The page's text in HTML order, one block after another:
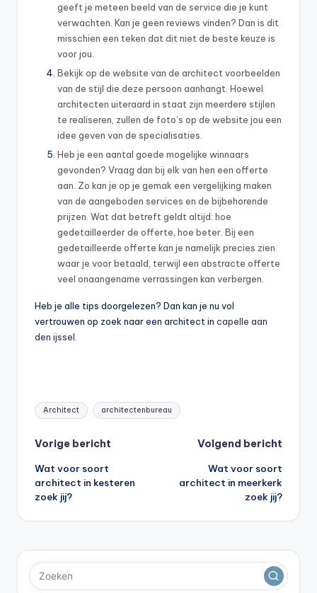
geeft je meteen beeld van de service die je kunt
verwachten. Kan je geen reviews vinden? Dan is dit
misschien een teken dat dit niet de beste keuze is
voor jou.
Bekijk op de website van de architect voorbeelden
van de stijl die deze persoon aanhangt. Hoewel
architecten uiteraard in staat zijn meerdere stijlen
te realiseren, zullen de foto’s op de website jou een
idee geven van de specialisaties.
Heb je een aantal goede mogelijke winnaars
gevonden? Vraag dan bij elk van hen een offerte
aan. Zo kan je op je gemak een vergelijking maken
van de aangeboden services en de bijbehorende
prijzen. Wat dat betreft geldt altijd: hoe
gedetailleerder de offerte, hoe beter. Bij een
gedetailleerde offerte kan je namelijk precies zien
waar je voor betaald, terwijl een abstracte offerte
veel onaangename verrassingen kan verbergen.
Heb je alle tips doorgelezen? Dan kan je nu vol
vertrouwen op zoek naar een architect in capelle aan
den ijssel
Tags:
Architect architectenbureau
Bericht
navigatie
Vorige bericht
Wat voor soort
architect in kesteren
zoek jij?
Volgend bericht
Wat voor soort
architect in meerkerk
zoek jij?